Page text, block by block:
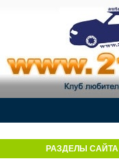
РАЗДЕЛЫ САЙТА